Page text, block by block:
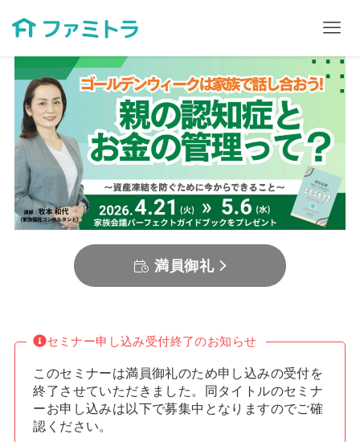
満員御礼
セミナー申し込み受付終了のお知らせ
このセミナーは満員御礼のため申し込みの受付を
終了させていただきました。同タイトルのセミナ
ーお申し込みは以下で募集中となりますのでご確
認ください。